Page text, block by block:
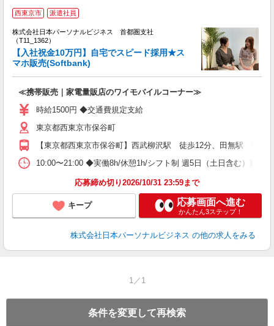
西東京市 派遣社員
株式会社日本パーソナルビジネス 首都圏支社
（T11_1362）
【入社祝金10万円】自宅でスピード採用★ス
マホ販売(Softbank)
≪携帯販売｜家電量販店のワイモバイルコーナー≫
時給1500円 ◆交通費規定支給
東京都西東京市保谷町
【東京都西東京市保谷町】西武柳沢駅 徒歩12分、田無駅 徒歩
10:00〜21:00 ◆実働8h/休憩1h/シフト制 週5日（土日含む）勤務
応募締め切り2026/10/31 23:59まで
キープ 応募画面へ進む
かんたん3ステップ！
株式会社日本パーソナルビジネス の他の求人をみる
1／1
条件を変更して再検索